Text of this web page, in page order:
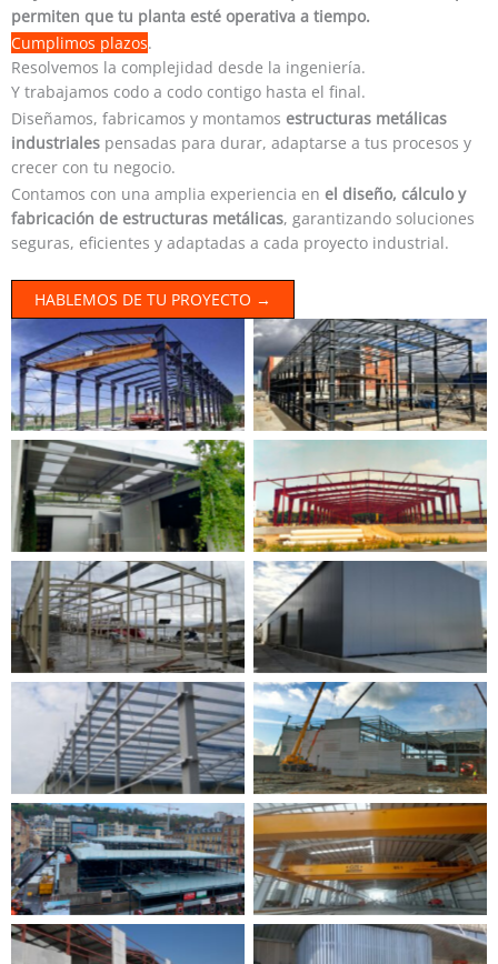
permiten que tu planta esté operativa a tiempo.
Cumplimos plazos.
Resolvemos la complejidad desde la ingeniería.
Y trabajamos codo a codo contigo hasta el final.
Diseñamos, fabricamos y montamos estructuras metálicas
industriales pensadas para durar, adaptarse a tus procesos y
crecer con tu negocio.
Contamos con una amplia experiencia en el diseño, cálculo y
fabricación de estructuras metálicas, garantizando soluciones
seguras, eficientes y adaptadas a cada proyecto industrial.
HABLEMOS DE TU PROYECTO →
Sin leyenda Sin leyenda
Sin leyenda Sin leyenda
dav
Sin leyenda Sin leyenda
Sin leyenda Sin leyenda